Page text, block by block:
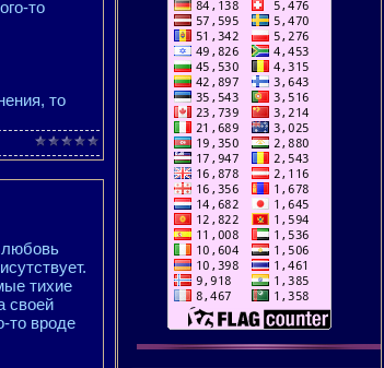
то
то
любовь
тихие
своей
то вроде